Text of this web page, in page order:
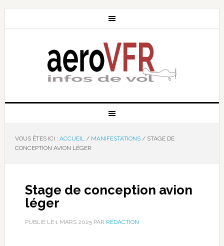
VOUS ÊTES ICI : ACCUEIL / MANIFESTATIONS /STAGE DE
CONCEPTION AVION LÉGER
Stage de conception avion
léger
PUBLIÉ LE 1 MARS 2025PAR RÉDACTION